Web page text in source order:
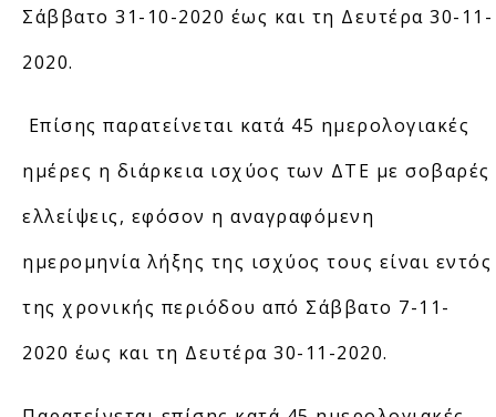
Σάββατο 31-10-2020 έως και τη Δευτέρα 30-11-
2020.
Επίσης παρατείνεται κατά 45 ημερολογιακές
ημέρες η διάρκεια ισχύος των ΔΤΕ με σοβαρές
ελλείψεις, εφόσον η αναγραφόμενη
ημερομηνία λήξης της ισχύος τους είναι εντός
της χρονικής περιόδου από Σάββατο 7-11-
2020 έως και τη Δευτέρα 30-11-2020.